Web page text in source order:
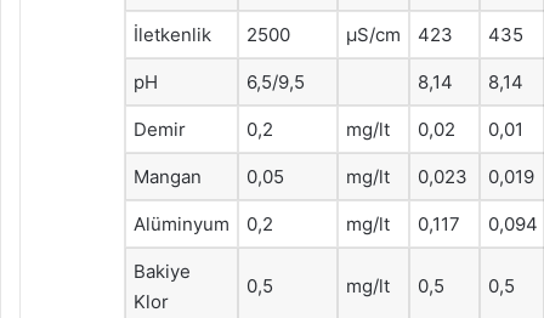
İletkenlik 2500 μS/cm 423 435
pH 6,5/9,5 8,14 8,14
Demir 0,2 mg/lt 0,02 0,01
Mangan 0,05 mg/lt 0,023 0,019
Alüminyum 0,2 mg/lt 0,117 0,094
Bakiye
Klor
0,5 mg/lt 0,5 0,5